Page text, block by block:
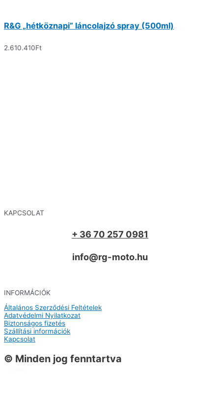
R&G „hétköznapi” láncolajzó spray (500ml)
2.610.410Ft
KAPCSOLAT
+ 36 70 257 0981
info@rg-moto.hu
INFORMÁCIÓK
Általános Szerződési Feltételek
Adatvédelmi Nyilatkozat
Biztonságos fizetés
Szállítási információk
Kapcsolat
© Minden jog fenntartva